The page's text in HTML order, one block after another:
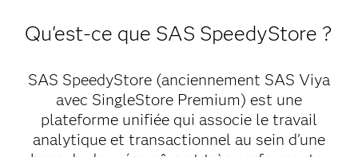
Qu'est-ce que SAS SpeedyStore ?
SAS SpeedyStore (anciennement SAS Viya
avec SingleStore Premium) est une
plateforme unifiée qui associe le travail
analytique et transactionnel au sein d'une